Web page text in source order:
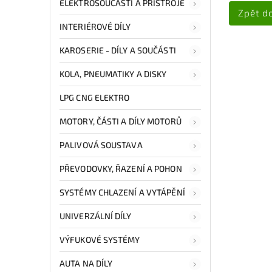
ELEKTROSOUČÁSTI A PŘÍSTROJE
INTERIÉROVÉ DÍLY
KAROSERIE - DÍLY A SOUČÁSTI
KOLA, PNEUMATIKY A DISKY
LPG CNG ELEKTRO
MOTORY, ČÁSTI A DÍLY MOTORŮ
PALIVOVÁ SOUSTAVA
PŘEVODOVKY, ŘAZENÍ A POHON
SYSTÉMY CHLAZENÍ A VYTÁPĚNÍ
UNIVERZÁLNÍ DÍLY
VÝFUKOVÉ SYSTÉMY
AUTA NA DÍLY
Zpět